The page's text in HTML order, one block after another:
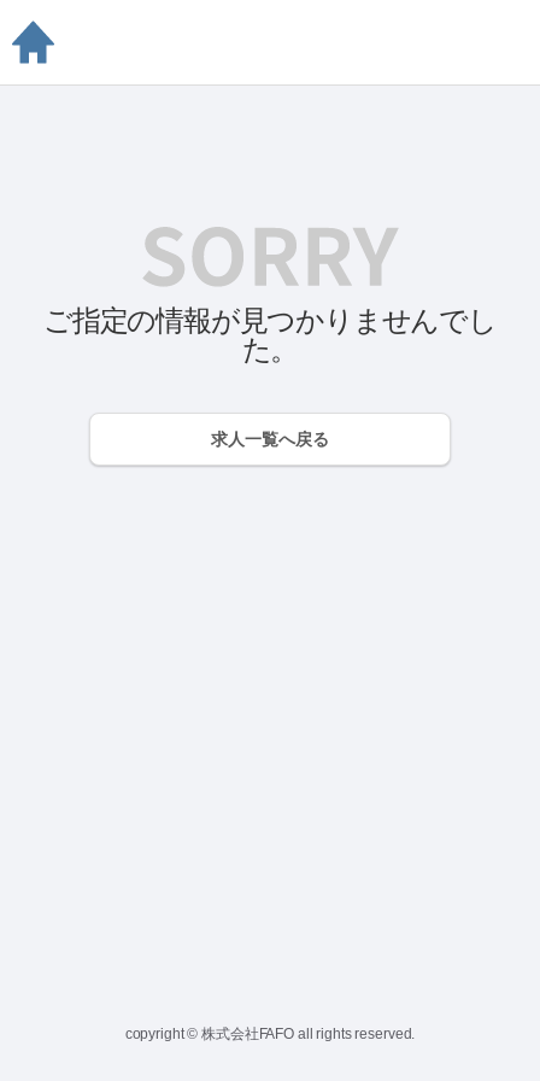
ご指定の情報が見つかりませんでし
た。
求人一覧へ戻る
copyright © 株式会社FAFO all rights reserved.